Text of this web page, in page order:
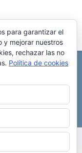
C/ Virgen del pilar, 6 ,
De Coche
para garantizar el
y mejorar nuestros
rechazar las no
Política de cookies